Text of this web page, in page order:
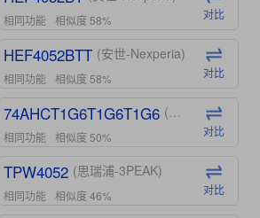
相同功能 相似度 58% 对比
HEF4052BTT (安世-Nexperia)
相同功能 相似度 58% 对比
74AHCT1G6T1G6T1G6 (安世-Nexperia)
相同功能 相似度 50% 对比
TPW4052 (思瑞浦-3PEAK)
相同功能 相似度 46% 对比